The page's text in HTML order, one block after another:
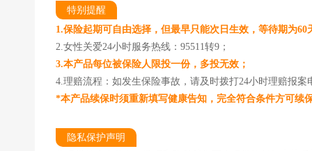
特别提醒
1.保险起期可自由选择，但最早只能次日生效，等待期为60
2.女性关爱24小时服务热线：95511转9；
3.本产品每位被保险人限投一份，多投无效；
4.理赔流程：如发生保险事故，请及时拨打24小时理赔报案
*本产品续保时须重新填写健康告知，完全符合条件方可续
隐私保护声明